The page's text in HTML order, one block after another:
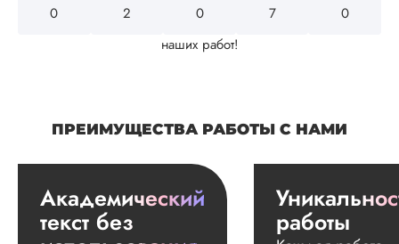
2
3
4
2
0
наших работ!
ПРЕИМУЩЕСТВА РАБОТЫ С НАМИ
Академический
текст без работы